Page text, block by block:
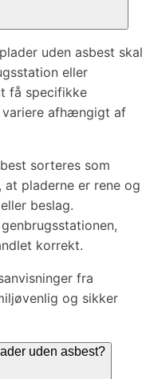
uden asbest skal
eller
få specifikke
variere afhængigt af
sorteres som
pladerne er rene og
beslag.
korrekt.
fra
og sikker
uden asbest?